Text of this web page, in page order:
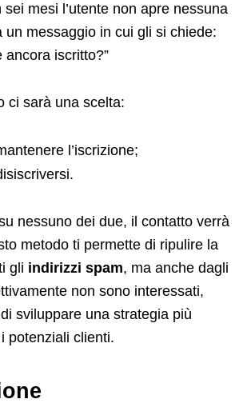
mesi l’utente non apre nessuna
un messaggio in cui gli si chiede:
ancora iscritto?”
ci sarà una scelta:
l’iscrizione;
nessuno dei due, il contatto verrà
metodo ti permette di ripulire la
gli indirizzi spam, ma anche dagli
non sono interessati,
sviluppare una strategia più
potenziali clienti.